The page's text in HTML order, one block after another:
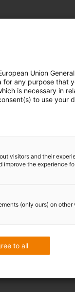
Union
for any purpose that
is necessary in
to use your
visitors and their
improve the experience
(only ours) on other
to all